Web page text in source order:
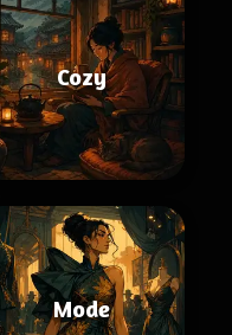
Cozy
Mode